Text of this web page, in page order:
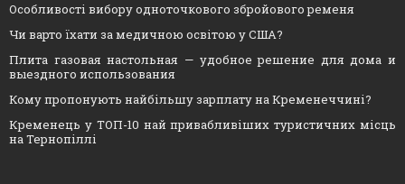
Особливості вибору одноточкового збройового ременя
Чи варто їхати за медичною освітою у США?
Плита газовая настольная — удобное решение для дома и
выездного использования
Кому пропонують найбільшу зарплату на Кременеччині?
Кременець у ТОП-10 най привабливіших туристичних місць
на Тернопіллі